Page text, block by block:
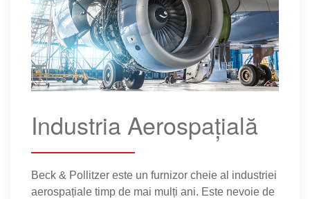
Industria Aerospațială
Beck & Pollitzer este un furnizor cheie al industriei
aerospațiale timp de mai mulți ani. Este nevoie de